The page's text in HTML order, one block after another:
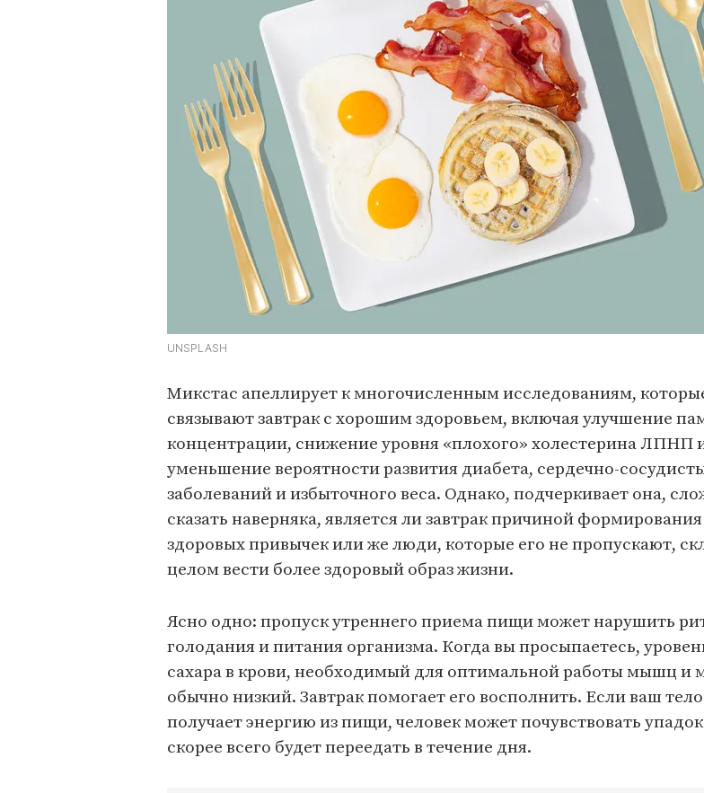
UNSPLASH
Микстас апеллирует к многочисленным исследованиям,
связывают завтрак с хорошим здоровьем, включая улучшение
концентрации, снижение уровня «плохого» холестерина ЛПНП
уменьшение вероятности развития диабета, сердечно-
заболеваний и избыточного веса. Однако, подчеркивает она,
сказать наверняка, является ли завтрак причиной формирования
здоровых привычек или же люди, которые его не пропускают,
целом вести более здоровый образ жизни.
Ясно одно: пропуск утреннего приема пищи может нарушить
голодания и питания организма. Когда вы просыпаетесь,
сахара в крови, необходимый для оптимальной работы мышц и
обычно низкий. Завтрак помогает его восполнить. Если ваш
получает энергию из пищи, человек может почувствовать
скорее всего будет переедать в течение дня.